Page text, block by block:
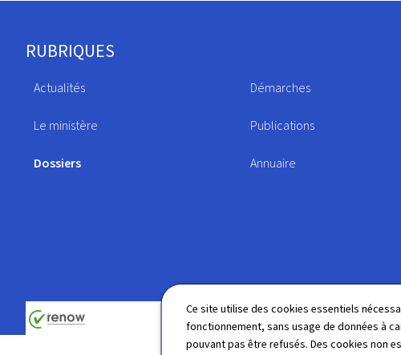
Ce site utilise des cookies essentiels
fonctionnement, sans usage de données à
pouvant pas être refusés. Des cookies non
Pied
de
RUBRIQUES
Actualités
Le ministère
Dossiers
Démarches
Publications
Annuaire